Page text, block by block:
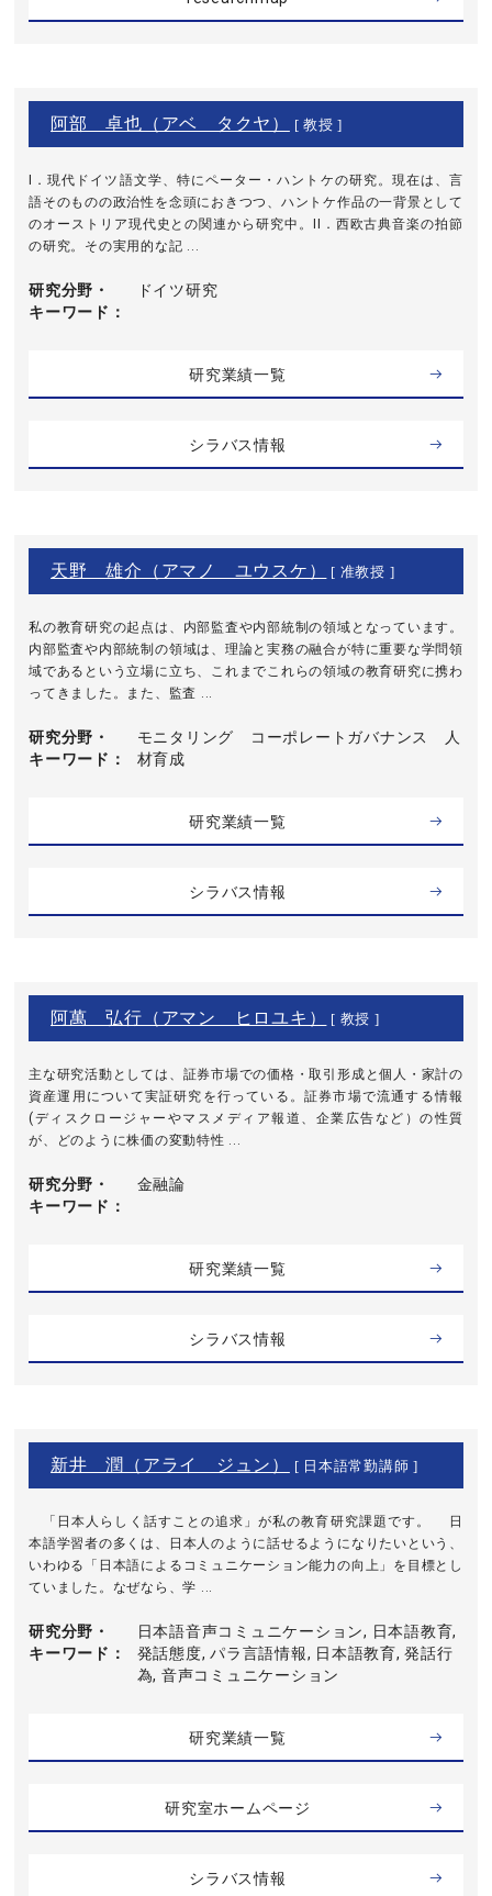
阿部 卓也（アベ タクヤ） [ 教授 ]
I．現代ドイツ語文学、特にペーター・ハントケの研究。現在は、言
語そのものの政治性を念頭におきつつ、ハントケ作品の一背景として
のオーストリア現代史との関連から研究中。II．西欧古典音楽の拍節
の研究。その実用的な記 ...
研究分野・
キーワード
ドイツ研究
研究業績一覧
シラバス情報
天野 雄介（アマノ ユウスケ） [ 准教授 ]
私の教育研究の起点は、内部監査や内部統制の領域となっています。
内部監査や内部統制の領域は、理論と実務の融合が特に重要な学問領
域であるという立場に立ち、これまでこれらの領域の教育研究に携わ
ってきました。また、監査 ...
研究分野・
キーワード
モニタリング コーポレートガバナンス 人
材育成
研究業績一覧
シラバス情報
阿萬 弘行（アマン ヒロユキ） [ 教授 ]
主な研究活動としては、証券市場での価格・取引形成と個人・家計の
資産運用について実証研究を行っている。証券市場で流通する情報
(ディスクロージャーやマスメディア報道、企業広告など）の性質
が、どのように株価の変動特性 ...
研究分野・
キーワード
金融論
研究業績一覧
シラバス情報
新井 潤（アライ ジュン） [ 日本語常勤講師 ]
「日本人らしく話すことの追求」が私の教育研究課題です。 日
本語学習者の多くは、日本人のように話せるようになりたいという、
いわゆる「日本語によるコミュニケーション能力の向上」を目標とし
ていました。なぜなら、学 ...
研究分野・
キーワード
日本語音声コミュニケーション, 日本語教育,
発話態度, パラ言語情報, 日本語教育, 発話行
為, 音声コミュニケーション
研究業績一覧
研究室ホームページ
シラバス情報